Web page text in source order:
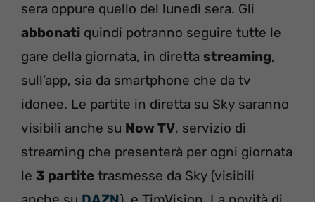
sera oppure quello del lunedì sera. Gli
abbonati quindi potranno seguire tutte le
gare della giornata, in diretta streaming,
sull’app, sia da smartphone che da tv
idonee. Le partite in diretta su Sky saranno
visibili anche su Now TV, servizio di
streaming che presenterà per ogni giornata
le 3 partite trasmesse da Sky (visibili